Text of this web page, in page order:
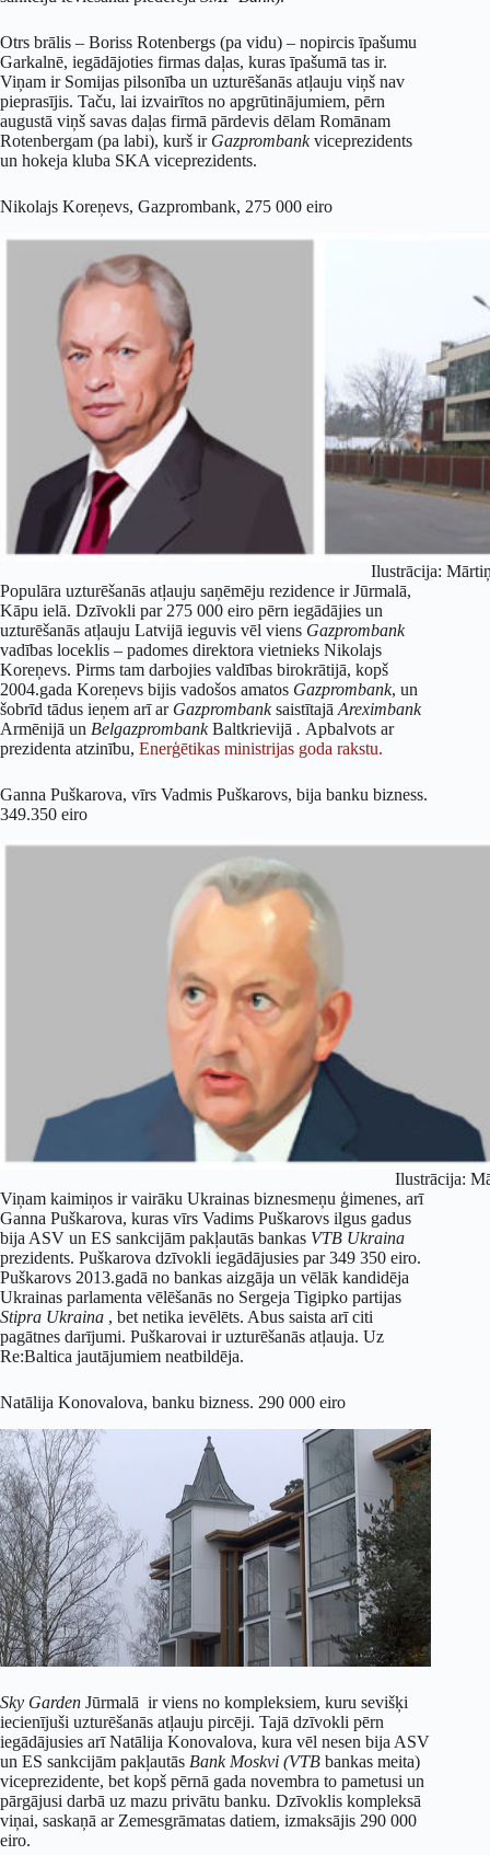
Otrs brālis – Boriss Rotenbergs (pa vidu) – nopircis īpašumu
Garkalnē, iegādājoties firmas daļas, kuras īpašumā tas ir.
Viņam ir Somijas pilsonība un uzturēšanās atļauju viņš nav
pieprasījis. Taču, lai izvairītos no apgrūtinājumiem, pērn
augustā viņš savas daļas firmā pārdevis dēlam Romānam
Rotenbergam (pa labi), kurš ir Gazprombankviceprezidents
un hokeja kluba SKA viceprezidents.
Nikolajs Koreņevs, Gazprombank, 275 000 eiro
Ilustrācija:
Populāra uzturēšanās atļauju saņēmēju rezidence ir Jūrmalā,
Kāpu ielā. Dzīvokli par 275 000 eiro pērn iegādājies un
uzturēšanās atļauju Latvijā ieguvis vēl viens Gazprombank
vadības loceklis – padomes direktora vietnieks Nikolajs
Koreņevs. Pirms tam darbojies valdības birokrātijā, kopš
2004.gada Koreņevs bijis vadošos amatos Gazprombank, un
šobrīd tādus ieņem arī ar Gazprombanksaistītajā Areximbank
Armēnijā un BelgazprombankBaltkrievijā . Apbalvots ar
prezidenta atzinību, Enerģētikas ministrijas goda rakstu.
Ganna Puškarova, vīrs Vadmis Puškarovs, bija banku bizness.
349.350 eiro
Ilustrācija:
Viņam kaimiņos ir vairāku Ukrainas biznesmeņu ģimenes, arī
Ganna Puškarova, kuras vīrs Vadims Puškarovs ilgus gadus
bija ASV un ES sankcijām pakļautās bankas VTB Ukraina
prezidents. Puškarova dzīvokli iegādājusies par 349 350 eiro.
Puškarovs 2013.gadā no bankas aizgāja un vēlāk kandidēja
Ukrainas parlamenta vēlēšanās no Sergeja Tigipko partijas
Stipra Ukraina , bet netika ievēlēts. Abus saista arī citi
pagātnes darījumi. Puškarovai ir uzturēšanās atļauja. Uz
Re:Baltica jautājumiem neatbildēja.
Natālija Konovalova, banku bizness. 290 000 eiro
Sky Garden Jūrmalā ir viens no kompleksiem, kuru sevišķi
iecienījuši uzturēšanās atļauju pircēji. Tajā dzīvokli pērn
iegādājusies arī Natālija Konovalova, kura vēl nesen bija ASV
un ES sankcijām pakļautās Bank Moskvi (VTB bankas meita)
viceprezidente, bet kopš pērnā gada novembra to pametusi un
pārgājusi darbā uz mazu privātu banku. Dzīvoklis kompleksā
viņai, saskaņā ar Zemesgrāmatas datiem, izmaksājis 290 000
eiro.